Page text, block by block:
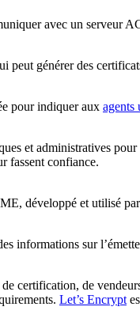
avec un serveur
peut générer des
pour indiquer aux agents
et administratives
fassent confiance.
développé et utilisé par
informations sur
certification, de
. Let’s Encrypt